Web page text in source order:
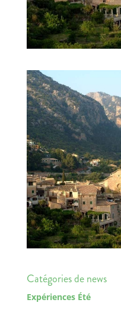
Catégories de news
Expériences Été